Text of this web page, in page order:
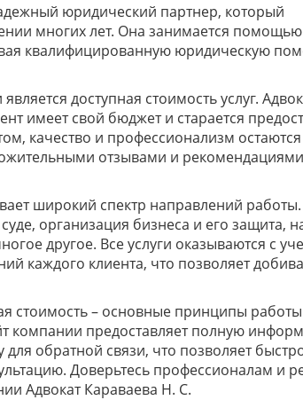
юридический партнер, который
многих лет. Она занимается
квалифицированную юридическую
доступная стоимость услуг.
имеет свой бюджет и старается
качество и профессионализм
отзывами и рекомендациями
широкий спектр направлений
организация бизнеса и его защита,
другое. Все услуги оказываются с
каждого клиента, что позволяет
стоимость – основные принципы
компании предоставляет полную
обратной связи, что позволяет
Доверьтесь профессионалам и
Адвокат Караваева Н. С.